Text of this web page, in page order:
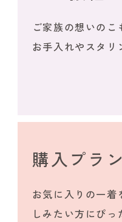
ご家族の想いのこ
お手入れやスタリ
購入プラン
お気に入りの一
しみたい方にぴっ